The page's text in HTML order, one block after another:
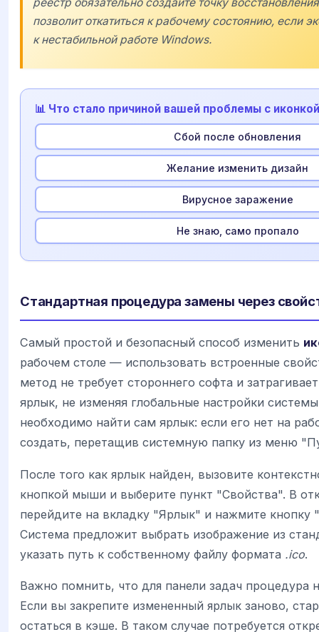
позволит откатиться к рабочему состоянию, если
к нестабильной работе Windows.
📊 Что стало причиной вашей проблемы с
Сбой после обновления
Желание изменить дизайн
Вирусное заражение
Не знаю, само пропало
Стандартная процедура замены через
Самый простой и безопасный способ изменить
рабочем столе — использовать встроенные
метод не требует стороннего софта и
ярлык, не изменяя глобальные настройки
необходимо найти сам ярлык: если его нет на
создать, перетащив системную папку из меню
После того как ярлык найден, вызовите
кнопкой мыши и выберите пункт "Свойства". В
перейдите на вкладку "Ярлык" и нажмите кнопку
Система предложит выбрать изображение из
указать путь к собственному файлу формата .ico.
Важно помнить, что для панели задач процедура
Если вы закрепите измененный ярлык заново,
остаться в кэше. В таком случае потребуется